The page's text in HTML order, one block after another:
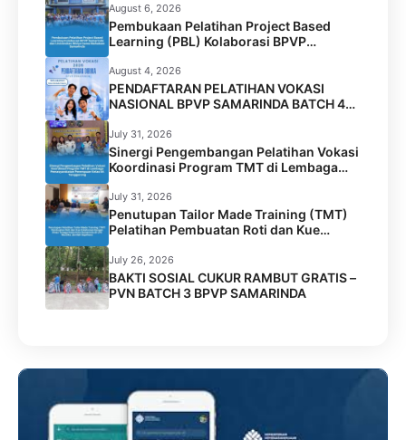
August 6, 2026
Pembukaan Pelatihan Project Based
Learning (PBL) Kolaborasi BPVP
Samarinda dan Universitas Widya Gama
Mahakam Samarinda
August 4, 2026
PENDAFTARAN PELATIHAN VOKASI
NASIONAL BPVP SAMARINDA BATCH 4
RESMI DIBUKA!
July 31, 2026
Sinergi Pengembangan Pelatihan Vokasi
Koordinasi Program TMT di Lembaga
Permasyarakatan Perempuan Kelas IIA
Tenggarong
July 31, 2026
Penutupan Tailor Made Training (TMT)
Pelatihan Pembuatan Roti dan Kue
Kolaborasi BPVP Samarinda dengan
Disnaker Kota Samarinda di LPK Mustika
Jamilah Sejahtera
July 26, 2026
BAKTI SOSIAL CUKUR RAMBUT GRATIS –
PVN BATCH 3 BPVP SAMARINDA